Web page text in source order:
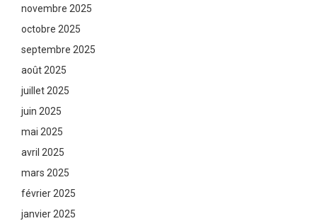
novembre 2025
octobre 2025
septembre 2025
août 2025
juillet 2025
juin 2025
mai 2025
avril 2025
mars 2025
février 2025
janvier 2025